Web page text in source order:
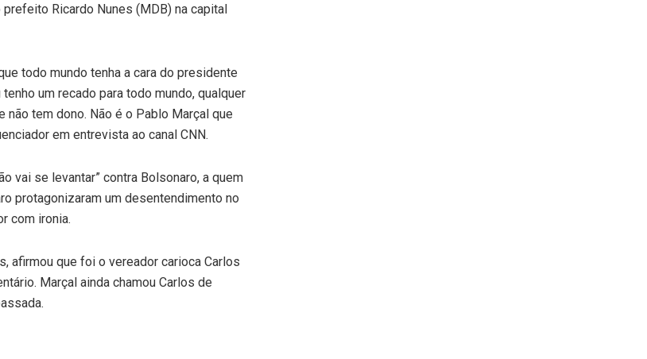
Ricardo Nunes (MDB) na capital
todo mundo tenha a cara do presidente
um recado para todo mundo, qualquer
tem dono. Não é o Pablo Marçal que
em entrevista ao canal CNN.
vai se levantar” contra Bolsonaro, a quem
protagonizaram um desentendimento no
com ironia.
afirmou que foi o vereador carioca Carlos
Marçal ainda chamou Carlos de